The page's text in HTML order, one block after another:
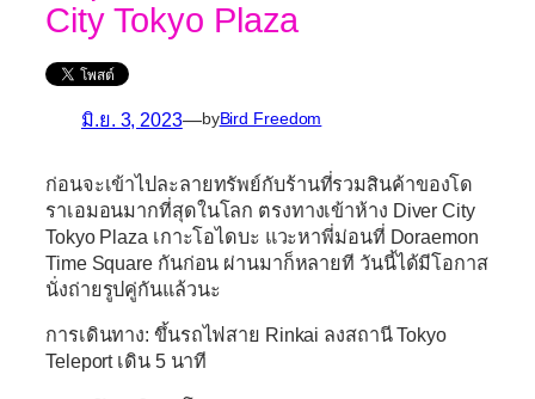
City Tokyo Plaza
มิ.ย. 3, 2023—byBird Freedom
ก่อนจะเข้าไปละลายทรัพย์กับร้านที่รวมสินค้าของโด
ราเอมอนมากที่สุดในโลก ตรงทางเข้าห้าง Diver City
Tokyo Plaza เกาะโอไดบะ แวะหาพี่ม่อนที่ Doraemon
Time Square กันก่อน ผ่านมาก็หลายที วันนี้ได้มีโอกาส
นั่งถ่ายรูปคู่กันแล้วนะ
การเดินทาง: ขึ้นรถไฟสาย Rinkai ลงสถานี Tokyo
Teleport เดิน 5 นาที